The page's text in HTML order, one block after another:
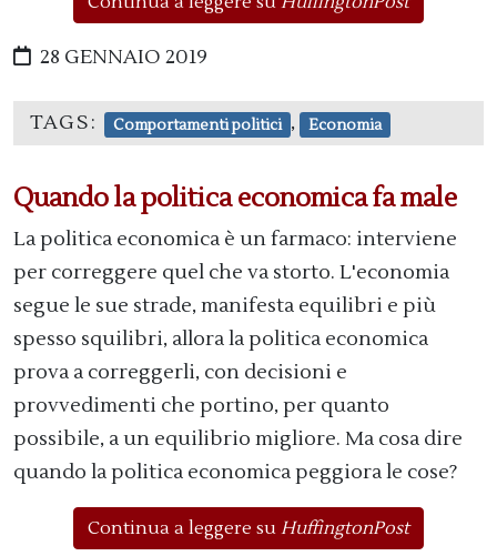
28 GENNAIO 2019
TAGS: Comportamenti politici , Economia
Quando la politica economica fa male
La politica economica è un farmaco: interviene
per correggere quel che va storto. L'economia
segue le sue strade, manifesta equilibri e più
spesso squilibri, allora la politica economica
prova a correggerli, con decisioni e
provvedimenti che portino, per quanto
possibile, a un equilibrio migliore. Ma cosa dire
quando la politica economica peggiora le cose?
Continua a leggere su HuffingtonPost